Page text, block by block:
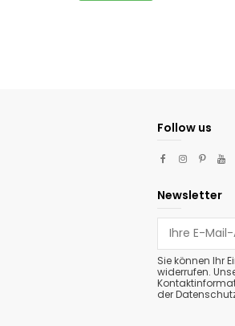
Follow us
Newsletter
Sie können Ihr
widerrufen.
der